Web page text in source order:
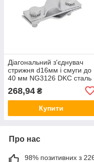
Діагональний з'єднувач
стрижня d16мм і смуги до
40 мм NG3126 DKC сталь
гарячого цинкування ДКС
268,94 ₴
Купити
Про нас
98% позитивних з